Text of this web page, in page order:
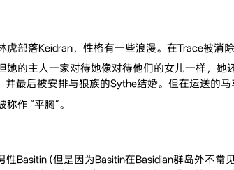
虎部落Keidran，性格有一些浪漫。在Trace被消
她的主人一家对待她像对待他们的女儿一样，
最后被安排与狼族的Sythe结婚。但在运送的
作 “平胸”。
性Basitin (但是因为Basitin在Basidian群岛外不